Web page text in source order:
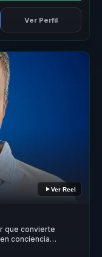
Ver Perfil
Ver Reel
que convierte
conciencia